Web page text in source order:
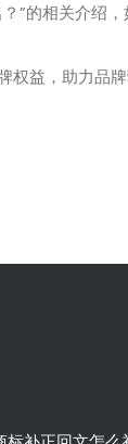
”的相关介绍
权益，助力品